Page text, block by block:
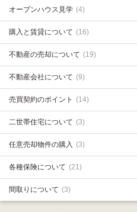
オープンハウス見学 (4)
購入と賃貸について (16)
不動産の売却について (19)
不動産会社について (9)
売買契約のポイント (14)
二世帯住宅について (3)
任意売却物件の購入 (3)
各種保険について (21)
間取りについて (3)